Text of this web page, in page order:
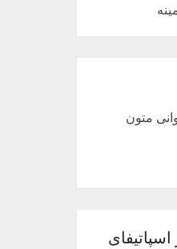
متون